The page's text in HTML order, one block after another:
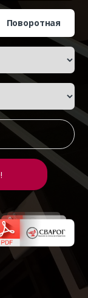
Поворотная